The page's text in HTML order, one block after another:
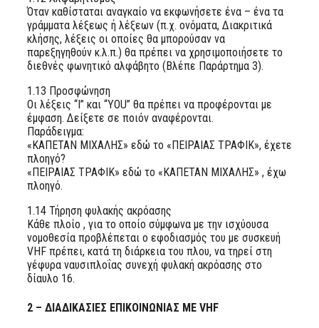
Όταν καθίσταται αναγκαίο να εκφωνήσετε ένα – ένα τα
γράμματα λέξεως ή λέξεων (π.χ. ονόματα, Διακριτικά
κλήσης, λέξεις οι οποίες θα μπορούσαν να
παρεξηγηθούν κ.λ.π.) θα πρέπει να χρησιμοποιήσετε το
διεθνές φωνητικό αλφάβητο (Βλέπε Παράρτημα 3).
1.13 Προσφώνηση
Οι λέξεις “I” και “YOU” θα πρέπει να προφέρονται με
έμφαση. Δείξετε σε ποιόν αναφέρονται.
Παράδειγμα:
«ΚΑΠΕΤΑΝ ΜΙΧΑΛΗΣ» εδώ το «ΠΕΙΡΑΙΑΣ ΤΡΑΦΙΚ», έχετε
πλοηγό?
«ΠΕΙΡΑΙΑΣ ΤΡΑΦΙΚ» εδώ το «ΚΑΠΕΤΑΝ ΜΙΧΑΛΗΣ» , έχω
πλοηγό.
1.14 Τήρηση φυλακής ακρόασης
Κάθε πλοίο , για το οποίο σύμφωνα με την ισχύουσα
νομοθεσία προβλέπεται ο εφοδιασμός του με συσκευή
VHF πρέπει, κατά τη διάρκεια του πλου, να τηρεί στη
γέφυρα ναυσιπλοΐας συνεχή φυλακή ακρόασης στο
δίαυλο 16.
2 – ΔΙΑΔΙΚΑΣΙΕΣ ΕΠΙΚΟΙΝΩΝΙΑΣ ΜΕ VHF